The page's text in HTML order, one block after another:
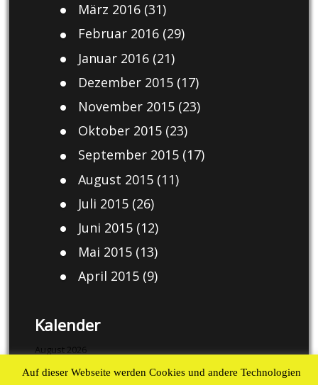
März 2016(31)
Februar 2016(29)
Januar 2016(21)
Dezember 2015(17)
November 2015(23)
Oktober 2015(23)
September 2015(17)
August 2015(11)
Juli 2015(26)
Juni 2015(12)
Mai 2015(13)
April 2015(9)
Kalender
August 2026
M D M D F S S
Auf dieser Webseite werden Cookies und andere Technologien